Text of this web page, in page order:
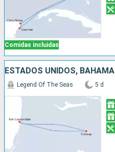
Comidas incluidas
ESTADOS UNIDOS,
Legend Of The Seas 5 d